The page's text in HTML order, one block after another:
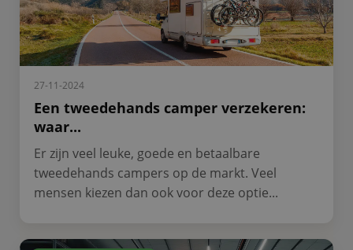
27-11-2024
Een tweedehands camper verzekeren:
waar...
Er zijn veel leuke, goede en betaalbare
tweedehands campers op de markt. Veel
mensen kiezen dan ook voor deze optie...